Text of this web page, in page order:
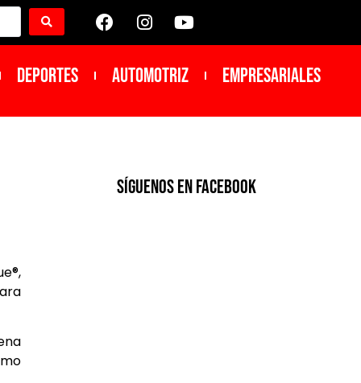
DEPORTES Automotriz Empresariales
SíGUENOS EN FACEBOOK